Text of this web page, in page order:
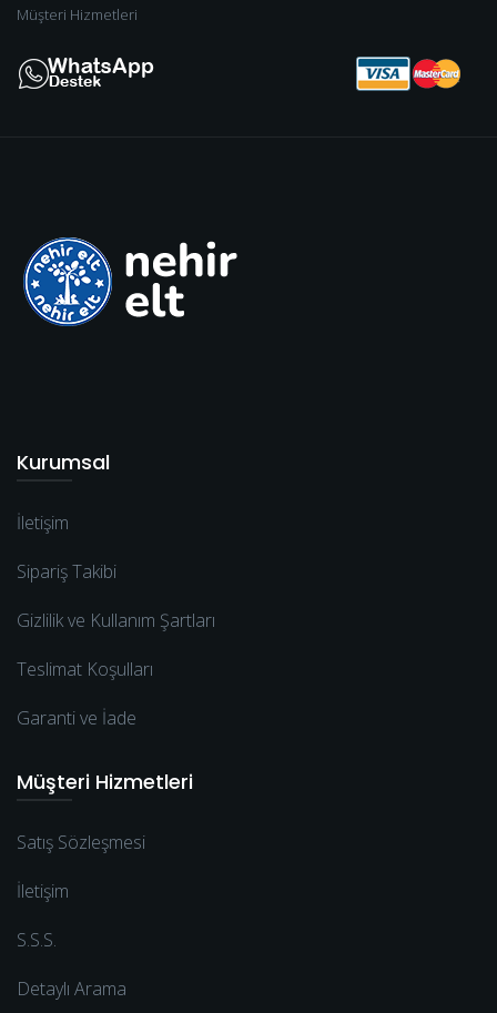
Müşteri Hizmetleri
Kurumsal
İletişim
Sipariş Takibi
Gizlilik ve Kullanım Şartları
Teslimat Koşulları
Garanti ve İade
Müşteri Hizmetleri
Satış Sözleşmesi
İletişim
S.S.S.
Detaylı Arama